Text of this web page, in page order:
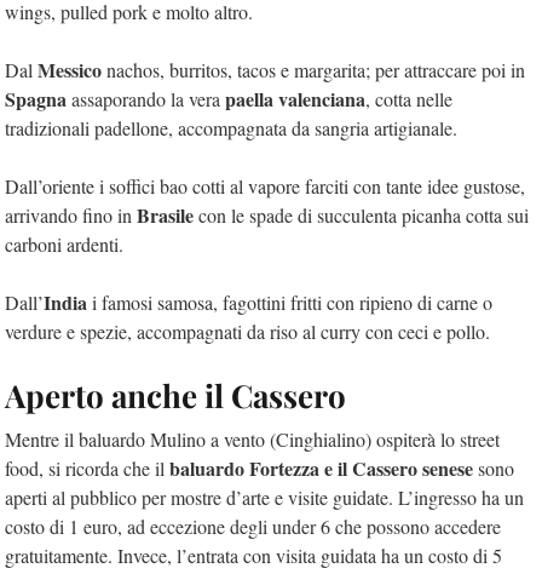
wings, pulled pork e molto altro.
DalMessiconachos, burritos, tacos e margarita; per attraccare poi in
Spagnaassaporando la verapaella valenciana, cotta nelle
tradizionali padellone, accompagnata da sangria artigianale.
Dall’oriente i soffici bao cotti al vapore farciti con tante idee gustose,
arrivando fino inBrasilecon le spade di succulenta picanha cotta sui
carboni ardenti.
Dall’Indiai famosi samosa, fagottini fritti con ripieno di carne o
verdure e spezie, accompagnati da riso al curry con ceci e pollo.
Aperto anche il Cassero
Mentre il baluardo Mulino a vento (Cinghialino) ospiterà lo street
food, si ricorda che ilbaluardo Fortezza e il Cassero senesesono
aperti al pubblico per mostre d’arte e visite guidate. L’ingresso ha un
costo di 1 euro, ad eccezione degli under 6 che possono accedere
gratuitamente. Invece, l’entrata con visita guidata ha un costo di 5